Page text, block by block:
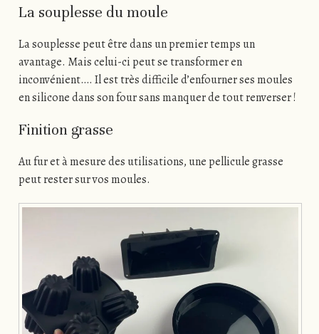
La souplesse du moule
La souplesse peut être dans un premier temps un
avantage. Mais celui-ci peut se transformer en
inconvénient…. Il est très difficile d’enfourner ses moules
en silicone dans son four sans manquer de tout renverser !
Finition grasse
Au fur et à mesure des utilisations, une pellicule grasse
peut rester sur vos moules.